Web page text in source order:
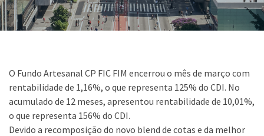
O Fundo Artesanal CP FIC FIM encerrou o mês de março com
rentabilidade de 1,16%, o que representa 125% do CDI. No
acumulado de 12 meses, apresentou rentabilidade de 10,01%,
o que representa 156% do CDI.
Devido a recomposição do novo blend de cotas e da melhor